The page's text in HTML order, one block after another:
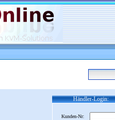
Händler-Login:
Kunden-Nr: